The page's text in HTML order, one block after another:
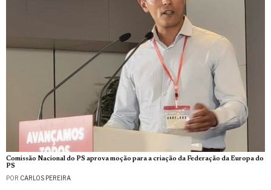
Comissão Nacional do PS aprova moção para a criação da Federação da Europa do
PS
POR CARLOS PEREIRA